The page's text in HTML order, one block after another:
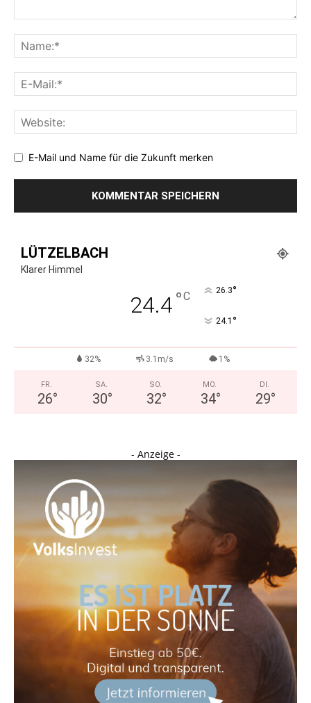
E-Mail und Name für die Zukunft merken
LÜTZELBACH
Klarer Himmel
24.4°C 26.3°
24.1 °
32% 3.1m/s 1%
FR.
26°
SA.
30°
SO.
32°
MO.
34°
DI.
29°
- Anzeige -